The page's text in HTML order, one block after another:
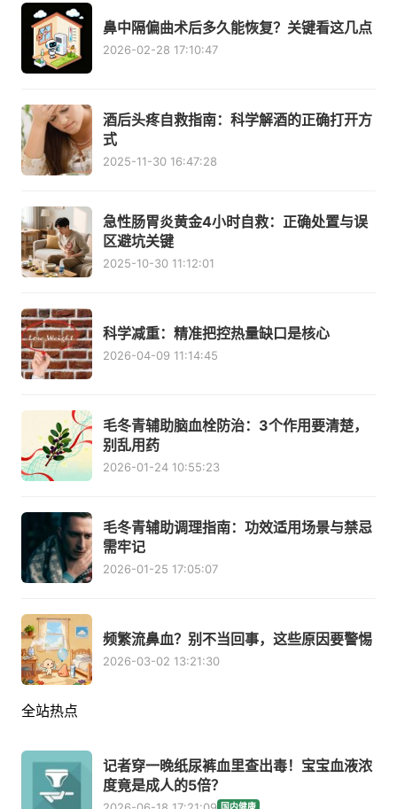
鼻中隔偏曲术后多久能恢复？关键看这几点
2026-02-28 17:10:47
酒后头疼自救指南：科学解酒的正确打开方
式
2025-11-30 16:47:28
急性肠胃炎黄金4小时自救：正确处置与误
区避坑关键
2025-10-30 11:12:01
科学减重：精准把控热量缺口是核心
2026-04-09 11:14:45
毛冬青辅助脑血栓防治：3个作用要清楚，
别乱用药
2026-01-24 10:55:23
毛冬青辅助调理指南：功效适用场景与禁忌
需牢记
2026-01-25 17:05:07
频繁流鼻血？别不当回事，这些原因要警惕
2026-03-02 13:21:30
全站热点
记者穿一晚纸尿裤血里查出毒！宝宝血液浓
度竟是成人的5倍？
国内健康